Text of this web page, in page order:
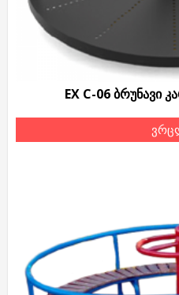
EX C-06 ბრუნავი